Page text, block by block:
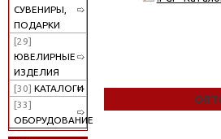
СУВЕНИРЫ,
ПОДАРКИ
[29]
ЮВЕЛИРНЫЕ
ИЗДЕЛИЯ
[30] КАТАЛОГИ
[33]
ОБОРУДОВАНИЕ